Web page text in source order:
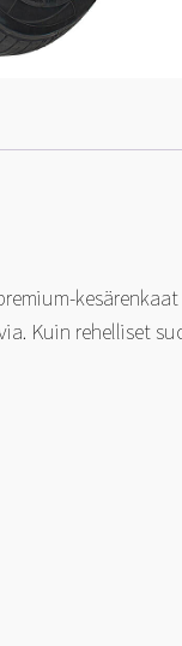
Kuin rehelliset